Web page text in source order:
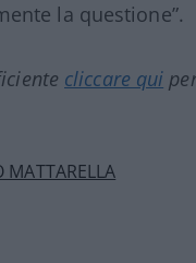
la questione”.
cliccare qui
MATTARELLA